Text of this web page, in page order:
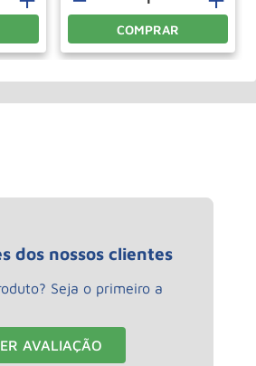
COMPRAR
dos nossos clientes
Seja o primeiro a
AVALIAÇÃO